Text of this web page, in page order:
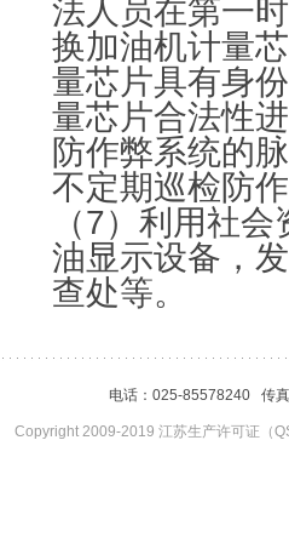
法人员在第一
换加油机计量
量芯片具有身
量芯片合法性
防作弊系统的
不定期巡检防
（7）利用社
油显示设备，
查处等。
电话：025-85578240 传
Copyright 2009-2019 江苏生产许可证（